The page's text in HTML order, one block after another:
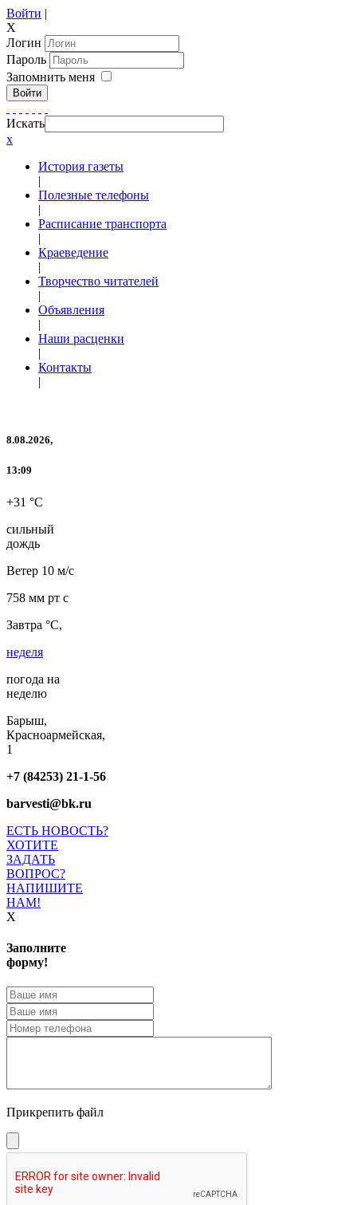
Войти |
X
Логин
Пароль
Запомнить меня
Войти
Искать
x
История газеты
|
Полезные телефоны
|
Расписание транспорта
|
Краеведение
|
Творчество читателей
|
Объявления
|
Наши расценки
|
Контакты
|
8.08.2026,
13:09
+31 °C
сильный
дождь
Ветер 10 м/с
758 мм рт с
Завтра °C,
неделя
погода на
неделю
Барыш,
Красноармейская,
1
+7 (84253) 21-1-56
barvesti@bk.ru
ЕСТЬ НОВОСТЬ?
ХОТИТЕ
ЗАДАТЬ
ВОПРОС?
НАПИШИТЕ
НАМ!
X
Заполните
форму!
Прикрепить файл